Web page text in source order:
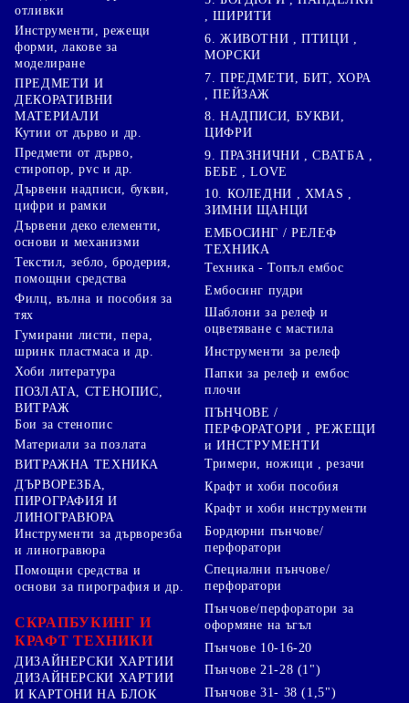
отливки
Инструменти, режещи
форми, лакове за
моделиране
ПРЕДМЕТИ И
ДЕКОРАТИВНИ
МАТЕРИАЛИ
Кутии от дърво и др.
Предмети от дърво,
стиропор, pvc и др.
Дървени надписи, букви,
цифри и рамки
Дървени деко елементи,
основи и механизми
Текстил, зебло, бродерия,
помощни средства
Филц, вълна и пособия за
тях
Гумирани листи, пера,
шринк пластмаса и др.
Хоби литература
ПОЗЛАТА, СТЕНОПИС,
ВИТРАЖ
Бои за стенопис
Материали за позлата
ВИТРАЖНА ТЕХНИКА
ДЪРВОРЕЗБА,
ПИРОГРАФИЯ И
ЛИНОГРАВЮРА
Инструменти за дърворезба
и линогравюра
Помощни средства и
основи за пирография и др.
СКРАПБУКИНГ И
КРАФТ ТЕХНИКИ
ДИЗАЙНЕРСКИ ХАРТИИ
ДИЗАЙНЕРСКИ ХАРТИИ
И КАРТОНИ НА БЛОК
, ШИРИТИ
6. ЖИВОТНИ , ПТИЦИ ,
МОРСКИ
7. ПРЕДМЕТИ, БИТ, ХОРА
, ПЕЙЗАЖ
8. НАДПИСИ, БУКВИ,
ЦИФРИ
9. ПРАЗНИЧНИ , СВАТБА ,
БЕБЕ , LOVE
10. КОЛЕДНИ , XMAS ,
ЗИМНИ ЩАНЦИ
ЕМБОСИНГ / РЕЛЕФ
ТЕХНИКА
Техника - Топъл ембос
Ембосинг пудри
Шаблони за релеф и
оцветяване с мастила
Инструменти за релеф
Папки за релеф и ембос
плочи
ПЪНЧОВЕ /
ПЕРФОРАТОРИ , РЕЖЕЩИ
и ИНСТРУМЕНТИ
Тримери, ножици , резачи
Крафт и хоби пособия
Крафт и хоби инструменти
Бордюрни пънчове/
перфоратори
Специални пънчове/
перфоратори
Пънчове/перфоратори за
оформяне на ъгъл
Пънчове 10-16-20
Пънчове 21-28 (1")
Пънчове 31- 38 (1,5")